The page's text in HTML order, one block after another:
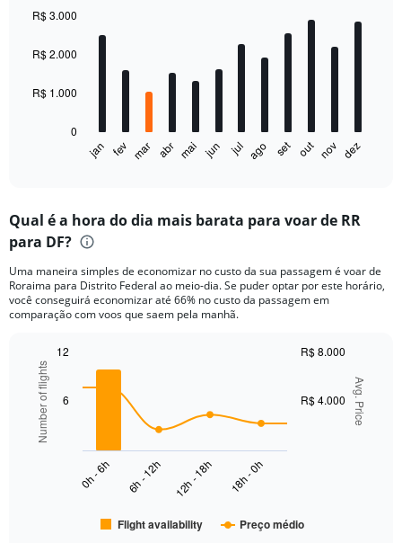
chart
with
bars.
The
chart
Range:
12
The
chart
has
axis
displaying
values.
Range:
jan fev mar abr mai jun jul ago set out nov dez
0
R$ 1.000
R$ 2.000
R$ 3.000
Qual é a hora do dia mais barata para voar de RR
para DF?
Uma maneira simples de economizar no custo da sua passagem é voar de
Roraima para Distrito Federal ao meio-dia. Se puder optar por este horário,
você conseguirá economizar até 66% no custo da passagem em
comparação com voos que saem pela manhã.
Combination
chart
with
data
series.
Chart
graphic.
Avg. Price
Number of flights
Flight availability Preço médio
0h - 6h 6h - 12h 12h - 18h 18h - 0h
R$ 4.000
R$ 8.000
12
6